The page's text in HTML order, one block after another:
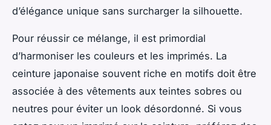
d’élégance unique sans surcharger la silhouette.
Pour réussir ce mélange, il est primordial
d’harmoniser les couleurs et les imprimés. La
ceinture japonaise souvent riche en motifs doit être
associée à des vêtements aux teintes sobres ou
neutres pour éviter un look désordonné. Si vous